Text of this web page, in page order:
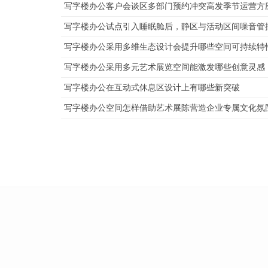
写字楼办公客户会谈区多部门预约冲突高发季节运营
写字楼办公试点引入睡眠舱后，静区与活动区间噪音
写字楼办公采用多维生态设计会提升哪些空间可持续特
写字楼办公采用多元艺术展览空间能激发哪些创意灵感
写字楼办公在互动式休息区设计上有哪些新突破
写字楼办公空间怎样借助艺术展陈营造企业专属文化氛